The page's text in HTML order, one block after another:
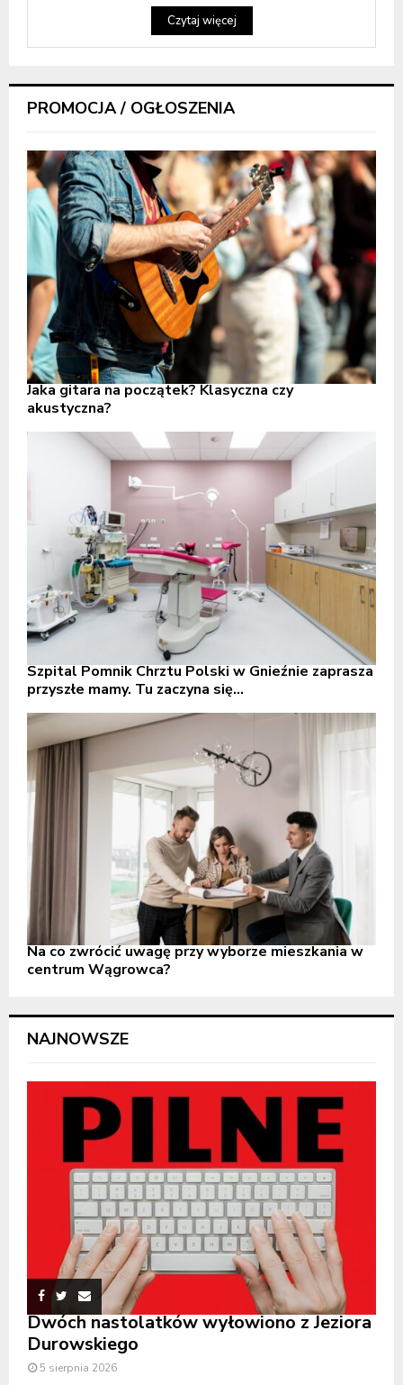
Czytaj więcej
PROMOCJA / OGŁOSZENIA
Jaka gitara na początek? Klasyczna czy
akustyczna?
Szpital Pomnik Chrztu Polski w Gnieźnie zaprasza
przyszłe mamy. Tu zaczyna się...
Na co zwrócić uwagę przy wyborze mieszkania w
centrum Wągrowca?
NAJNOWSZE
Dwóch nastolatków wyłowiono z Jeziora
Durowskiego
5 sierpnia 2026